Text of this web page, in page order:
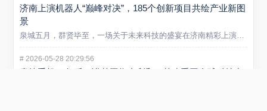
济南上演机器人“巅峰对决”，185个创新项目共绘产业新图
景
泉城五月，群贤毕至，一场关于未来科技的盛宴在济南精彩上演。5...
#2026-05-28 20:29:56
卖掉手机13年后，诺基亚靠专利和AI基建重回全球科技中